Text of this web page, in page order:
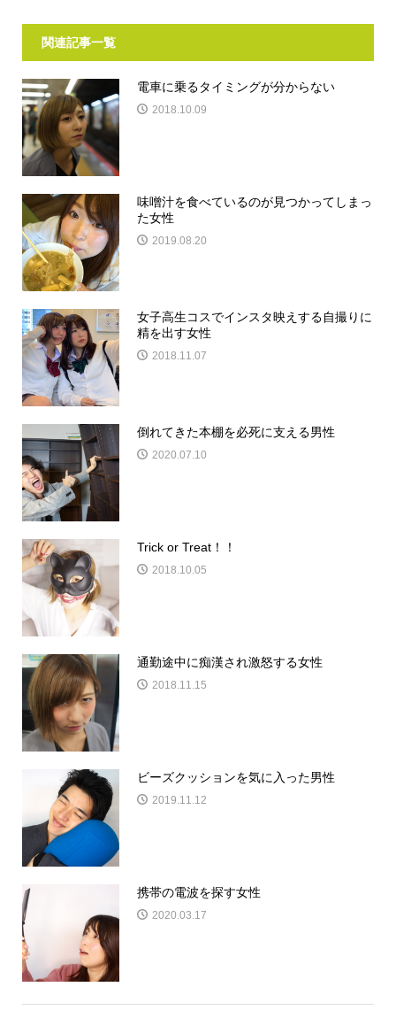
関連記事一覧
電車に乗るタイミングが分からない
2018.10.09
味噌汁を食べているのが見つかってしまっ
た女性
2019.08.20
女子高生コスでインスタ映えする自撮りに
精を出す女性
2018.11.07
倒れてきた本棚を必死に支える男性
2020.07.10
Trick or Treat！！
2018.10.05
通勤途中に痴漢され激怒する女性
2018.11.15
ビーズクッションを気に入った男性
2019.11.12
携帯の電波を探す女性
2020.03.17